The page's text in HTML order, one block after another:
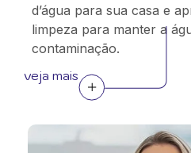
d’água para sua casa e
limpeza para manter a
contaminação.
veja mais